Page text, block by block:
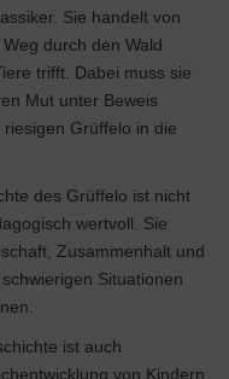
Sie handelt von
durch den Wald
trifft. Dabei muss sie
Mut unter Beweis
Grüffelo in die
des Grüffelo ist nicht
wertvoll. Sie
Zusammenhalt und
Situationen
ist auch
von Kindern